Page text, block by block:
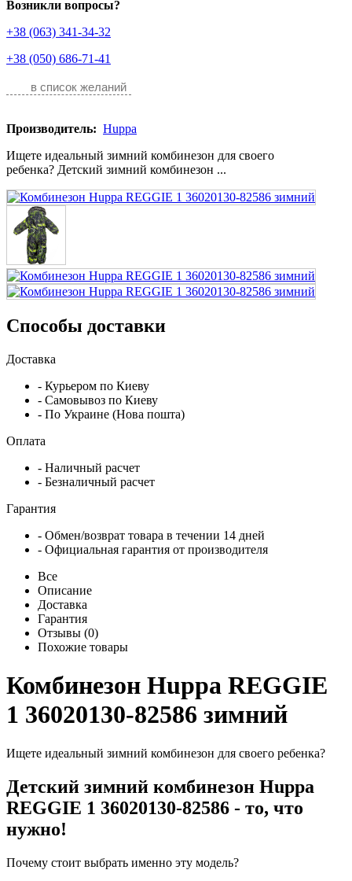
Возникли вопросы?
+38 (063) 341-34-32
+38 (050) 686-71-41
в список желаний
Производитель: Huppa
Ищете идеальный зимний комбинезон для своего
ребенка? Детский зимний комбинезон ...
Способы доставки
Доставка
- Курьером по Киеву
- Самовывоз по Киеву
- По Украине (Нова пошта)
Оплата
- Наличный расчет
- Безналичный расчет
Гарантия
- Обмен/возврат товара в течении 14 дней
- Официальная гарантия от производителя
Все
Описание
Доставка
Гарантия
Отзывы (0)
Похожие товары
Комбинезон Huppa REGGIE
1 36020130-82586 зимний
Ищете идеальный зимний комбинезон для своего ребенка?
Детский зимний комбинезон Huppa
REGGIE 1 36020130-82586 - то, что
нужно!
Почему стоит выбрать именно эту модель?